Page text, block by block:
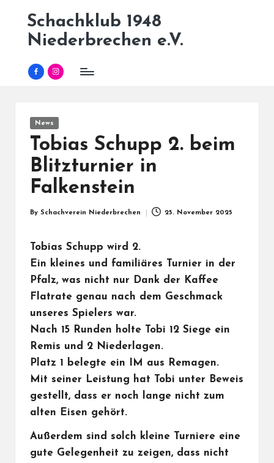
Schachklub 1948
Niederbrechen e.V.
Facebook
Instagram
Posted
News
Tobias Schupp 2. beim
Blitzturnier in
Falkenstein
By Schachverein Niederbrechen 25. November 2025
Tobias Schupp wird 2.
Ein kleines und familiäres Turnier in der
Pfalz, was nicht nur Dank der Kaffee
Flatrate genau nach dem Geschmack
unseres Spielers war.
Nach 15 Runden holte Tobi 12 Siege ein
Remis und 2 Niederlagen.
Platz 1 belegte ein IM aus Remagen.
Mit seiner Leistung hat Tobi unter Beweis
gestellt, dass er noch lange nicht zum
alten Eisen gehört.
Außerdem sind solch kleine Turniere eine
gute Gelegenheit zu zeigen, dass nicht